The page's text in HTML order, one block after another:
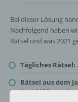
Bei dieser Lösung
Nachfolgend haben
Rätsel und was 2021
Tägliches Rätsel:
Rätsel aus dem
April 2022, als